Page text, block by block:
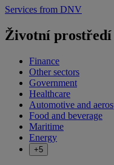
Services from DNV
Životní prostředí
Finance
Other sectors
Government
Healthcare
Automotive and
Food and beverage
Maritime
Energy
+5